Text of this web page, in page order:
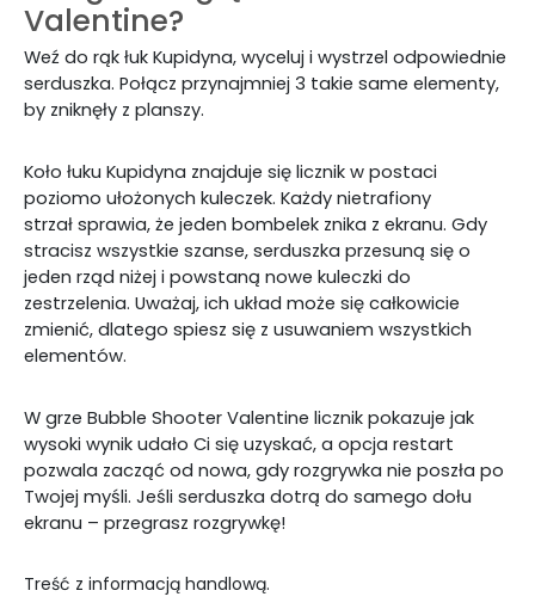
Valentine?
Weź do rąk łuk Kupidyna, wyceluj i wystrzel odpowiednie
serduszka. Połącz przynajmniej 3 takie same elementy,
by zniknęły z planszy.
Koło łuku Kupidyna znajduje się licznik w postaci
poziomo ułożonych kuleczek. Każdy nietrafiony
strzał sprawia, że jeden bombelek znika z ekranu. Gdy
stracisz wszystkie szanse, serduszka przesuną się o
jeden rząd niżej i powstaną nowe kuleczki do
zestrzelenia. Uważaj, ich układ może się całkowicie
zmienić, dlatego spiesz się z usuwaniem wszystkich
elementów.
W grze Bubble Shooter Valentine licznik pokazuje jak
wysoki wynik udało Ci się uzyskać, a opcja restart
pozwala zacząć od nowa, gdy rozgrywka nie poszła po
Twojej myśli. Jeśli serduszka dotrą do samego dołu
ekranu – przegrasz rozgrywkę!
Treść z informacją handlową.